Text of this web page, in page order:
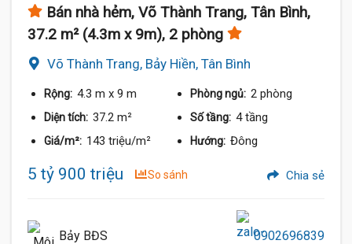
Bán nhà hẻm, Võ Thành Trang, Tân Bình,
37.2 m² (4.3m x 9m), 2 phòng
Võ Thành Trang, Bảy Hiền, Tân Bình
Rộng: 4.3 m x 9 m Phòng ngủ: 2 phòng
Diện tích: 37.2 m² Số tầng: 4 tầng
Giá/m²: 143 triệu/m² Hướng: Đông
5 tỷ 900 triệu So sánh Chia sẻ
Bảy BĐS 0902696839